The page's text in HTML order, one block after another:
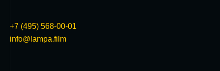
+7 (495) 568-00-01
info@lampa.film